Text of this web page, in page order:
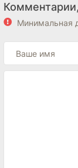
Минимальная